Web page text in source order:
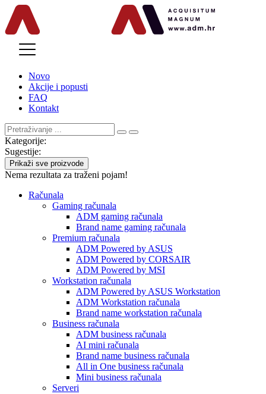
Novo
Akcije i popusti
FAQ
Kontakt
Kategorije:
Sugestije:
Prikaži sve proizvode
Nema rezultata za traženi pojam!
Računala
Gaming računala
ADM gaming računala
Brand name gaming računala
Premium računala
ADM Powered by ASUS
ADM Powered by CORSAIR
ADM Powered by MSI
Workstation računala
ADM Powered by ASUS Workstation
ADM Workstation računala
Brand name workstation računala
Business računala
ADM business računala
AI mini računala
Brand name business računala
All in One business računala
Mini business računala
Serveri